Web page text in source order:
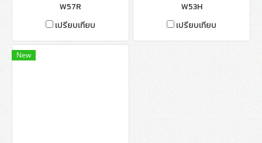
W57R
เปรียบเทียบ
W53H
เปรียบเทียบ
New